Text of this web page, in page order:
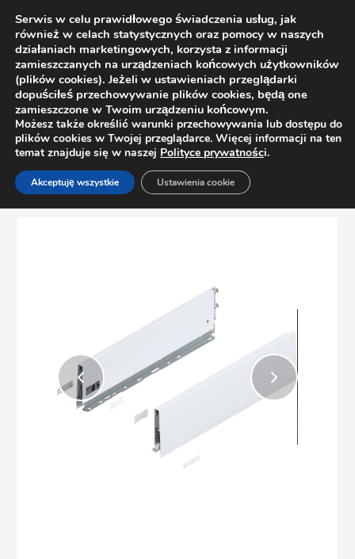
Strona główna Sklep
Szuflady
Boki Merivobox Blum wys. K 470K4502S 450mm, białe R+L
Serwis w celu prawidłowego świadczenia usług, jak
również w celach statystycznych oraz pomocy w naszych
działaniach marketingowych, korzysta z informacji
zamieszczanych na urządzeniach końcowych użytkowników
(plików cookies). Jeżeli w ustawieniach przeglądarki
dopuściłeś przechowywanie plików cookies, będą one
zamieszczone w Twoim urządzeniu końcowym.
Możesz także określić warunki przechowywania lub dostępu do
plików cookies w Twojej przeglądarce. Więcej informacji na ten
temat znajduje się w naszej Polityce prywatności.
Akceptuję wszystkie Ustawienia cookie